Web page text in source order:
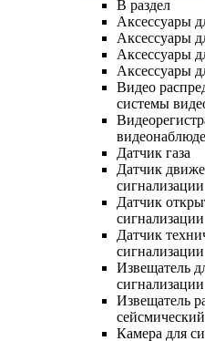
В раздел
Аксессуары
Аксессуары
Аксессуары
Аксессуары
Видео
системы
Датчик газа
Датчик
сигнализации
Датчик
сигнализации
Датчик
сигнализации
Извещатель
сигнализации
Извещатель
сейсмический
Камера для